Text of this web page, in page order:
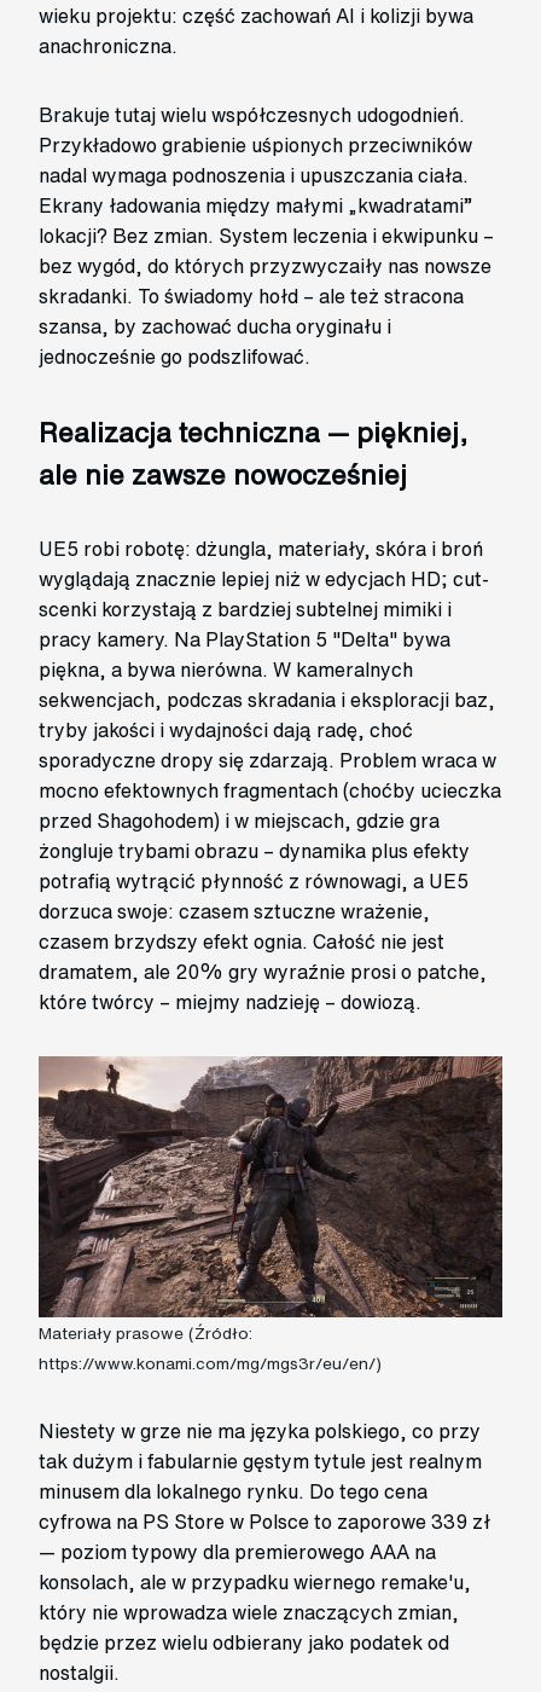
wieku projektu: część zachowań AI i kolizji bywa
anachroniczna.
Brakuje tutaj wielu współczesnych udogodnień.
Przykładowo grabienie uśpionych przeciwników
nadal wymaga podnoszenia i upuszczania ciała.
Ekrany ładowania między małymi „kwadratami”
lokacji? Bez zmian. System leczenia i ekwipunku –
bez wygód, do których przyzwyczaiły nas nowsze
skradanki. To świadomy hołd – ale też stracona
szansa, by zachować ducha oryginału i
jednocześnie go podszlifować.
Realizacja techniczna — piękniej,
ale nie zawsze nowocześniej
UE5 robi robotę: dżungla, materiały, skóra i broń
wyglądają znacznie lepiej niż w edycjach HD; cut-
scenki korzystają z bardziej subtelnej mimiki i
pracy kamery. Na PlayStation 5 "Delta" bywa
piękna, a bywa nierówna. W kameralnych
sekwencjach, podczas skradania i eksploracji baz,
tryby jakości i wydajności dają radę, choć
sporadyczne dropy się zdarzają. Problem wraca w
mocno efektownych fragmentach (choćby ucieczka
przed Shagohodem) i w miejscach, gdzie gra
żongluje trybami obrazu – dynamika plus efekty
potrafią wytrącić płynność z równowagi, a UE5
dorzuca swoje: czasem sztuczne wrażenie,
czasem brzydszy efekt ognia. Całość nie jest
dramatem, ale 20% gry wyraźnie prosi o patche,
które twórcy – miejmy nadzieję – dowiozą.
Materiały prasowe (Źródło:
https://www.konami.com/mg/mgs3r/eu/en/)
Niestety w grze nie ma języka polskiego, co przy
tak dużym i fabularnie gęstym tytule jest realnym
minusem dla lokalnego rynku. Do tego cena
cyfrowa na PS Store w Polsce to zaporowe 339 zł
— poziom typowy dla premierowego AAA na
konsolach, ale w przypadku wiernego remake'u,
który nie wprowadza wiele znaczących zmian,
będzie przez wielu odbierany jako podatek od
nostalgii.